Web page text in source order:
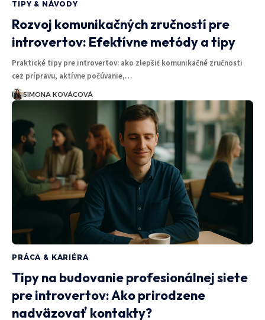
TIPY & NÁVODY
Rozvoj komunikačných zručností pre
introvertov: Efektívne metódy a tipy
Praktické tipy pre introvertov: ako zlepšiť komunikačné zručnosti
cez prípravu, aktívne počúvanie,…
SIMONA KOVÁCOVÁ
PRÁCA & KARIÉRA
Tipy na budovanie profesionálnej siete
pre introvertov: Ako prirodzene
nadväzovať kontakty?